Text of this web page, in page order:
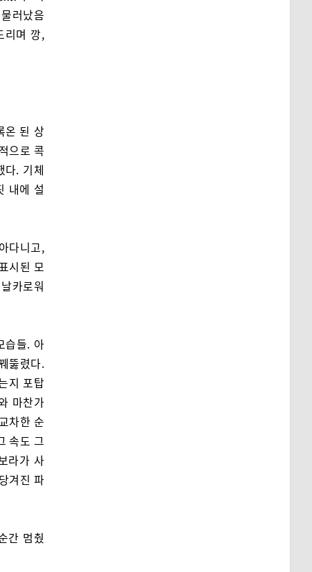
러났음
리며 깡,
온 된 상
으로 콕
다. 기체
내에 설
다니고,
시된 모
카로워
습들. 아
뚫렸다.
지 포탑
마찬가
차한 순
속도 그
라가 사
겨진 파
간 멈췄